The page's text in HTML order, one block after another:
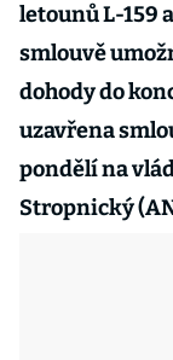
letounů L-159
smlouvě
dohody do
uzavřena
pondělí na
Stropnický